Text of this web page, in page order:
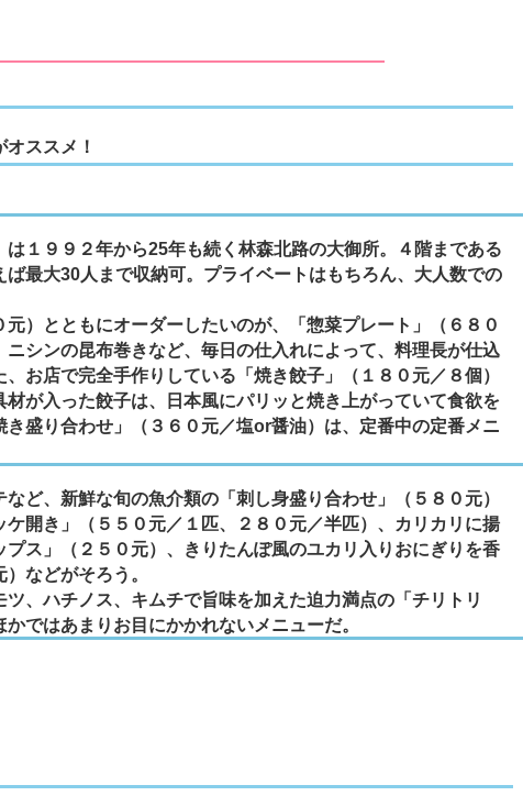
ススメ！
１９９２年から25年も続く林森北路の大御所。４階まである
最大30人まで収納可。プライベートはもちろん、大人数での
）とともにオーダーしたいのが、「惣菜プレート」（６８０
シンの昆布巻きなど、毎日の仕入れによって、料理長が仕込
お店で完全手作りしている「焼き餃子」（１８０元／８個）
が入った餃子は、日本風にパリッと焼き上がっていて食欲を
盛り合わせ」（３６０元／塩or醤油）は、定番中の定番メニ
ど、新鮮な旬の魚介類の「刺し身盛り合わせ」（５８０元）
開き」（５５０元／１匹、２８０元／半匹）、カリカリに揚
ス」（２５０元）、きりたんぽ風のユカリ入りおにぎりを香
などがそろう。
、ハチノス、キムチで旨味を加えた迫力満点の「チリトリ
ではあまりお目にかかれないメニューだ。